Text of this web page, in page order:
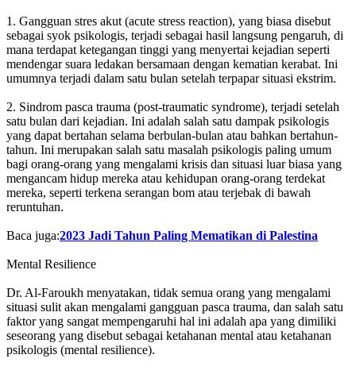
1. Gangguan stres akut (acute stress reaction), yang biasa disebut
sebagai syok psikologis, terjadi sebagai hasil langsung pengaruh, di
mana terdapat ketegangan tinggi yang menyertai kejadian seperti
mendengar suara ledakan bersamaan dengan kematian kerabat. Ini
umumnya terjadi dalam satu bulan setelah terpapar situasi ekstrim.
2. Sindrom pasca trauma (post-traumatic syndrome), terjadi setelah
satu bulan dari kejadian. Ini adalah salah satu dampak psikologis
yang dapat bertahan selama berbulan-bulan atau bahkan bertahun-
tahun. Ini merupakan salah satu masalah psikologis paling umum
bagi orang-orang yang mengalami krisis dan situasi luar biasa yang
mengancam hidup mereka atau kehidupan orang-orang terdekat
mereka, seperti terkena serangan bom atau terjebak di bawah
reruntuhan.
Baca juga:2023 Jadi Tahun Paling Mematikan di Palestina
Mental Resilience
Dr. Al-Faroukh menyatakan, tidak semua orang yang mengalami
situasi sulit akan mengalami gangguan pasca trauma, dan salah satu
faktor yang sangat mempengaruhi hal ini adalah apa yang dimiliki
seseorang yang disebut sebagai ketahanan mental atau ketahanan
psikologis (mental resilience).